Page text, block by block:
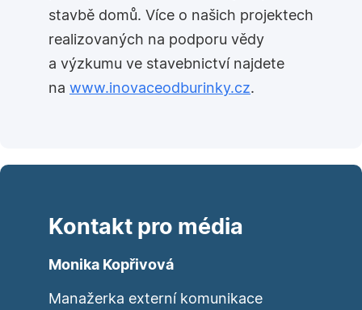
stavbě domů. Více o našich projektech
realizovaných na podporu vědy
a výzkumu ve stavebnictví najdete
na www.inovaceodburinky.cz.
Kontakt pro média
Monika Kopřivová
Manažerka externí komunikace